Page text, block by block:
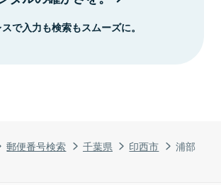
郵便番号検索 千葉県 印西市 浦部
で入力も検索もスムーズに。